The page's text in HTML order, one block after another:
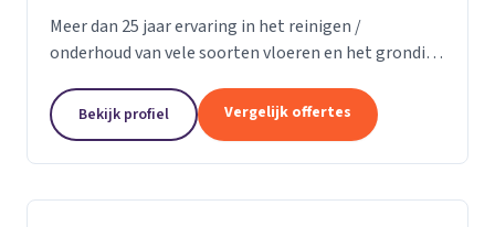
Meer dan 25 jaar ervaring in het reinigen /
onderhoud van vele soorten vloeren en het grondig
objecten zoals meubels en stoelen, zowel bij u
thuis...
Bekijk profiel Vergelijk offertes